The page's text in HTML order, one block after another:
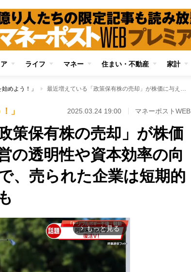
ライフ マネー 住まい・不動産 家計
めよう！」 最近増えている「政策保有株の売却」が株価に与える影響 経営の透明性や資本効率の向上につながる一方で、売られた企業は短期的な株価下落リスクも
」 2025.03.24 19:00 マネーポストWEB
策保有株の売却」が株価
透明性や資本効率の向
、売られた企業は短期的
arrow_forward_ios もっと見る